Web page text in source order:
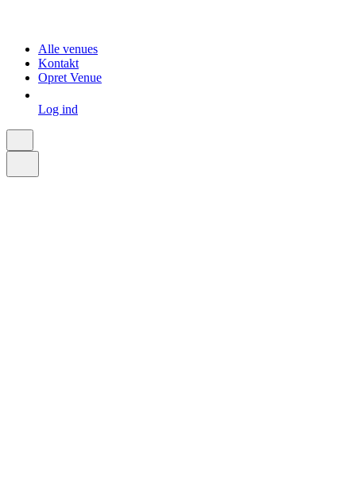
Alle venues
Kontakt
Opret Venue
Log ind